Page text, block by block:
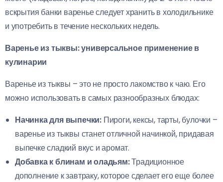
вскрытия банки варенье следует хранить в холодильнике
и употребить в течение нескольких недель.
Варенье из тыквы: универсальное применение в
кулинарии
Варенье из тыквы – это не просто лакомство к чаю. Его
можно использовать в самых разнообразных блюдах:
Начинка для выпечки: Пироги, кексы, тарты, булочки –
варенье из тыквы станет отличной начинкой, придавая
выпечке сладкий вкус и аромат.
Добавка к блинам и оладьям:Традиционное
дополнение к завтраку, которое сделает его еще более